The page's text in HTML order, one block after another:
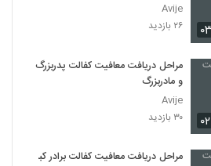
Avije
۲۶ بازدید
مراحل دریافت معافیت کفالت پدربزرگ
و مادربزرگ
Avije
۳۰ بازدید
مراحل دریافت معافیت کفالت برادر کبیر